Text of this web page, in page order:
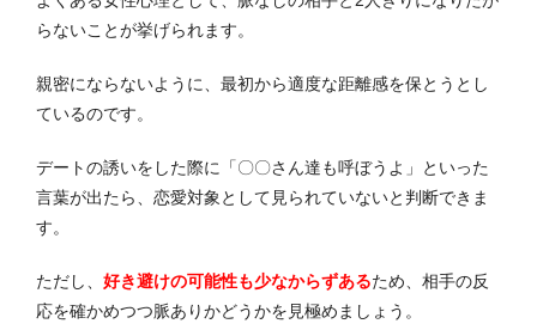
らないことが挙げられます。
親密にならないように、最初から適度な距離感を保とうとし
ているのです。
デートの誘いをした際に「〇〇さん達も呼ぼうよ」といった
言葉が出たら、恋愛対象として見られていないと判断できま
す。
ただし、 好き避けの可能性も少なからずあるため、相手の反
応を確かめつつ脈ありかどうかを見極めましょう。